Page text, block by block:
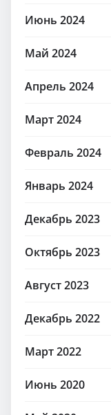
Июнь 2024
Май 2024
Апрель 2024
Март 2024
Февраль 2024
Январь 2024
Декабрь 2023
Октябрь 2023
Август 2023
Декабрь 2022
Март 2022
Июнь 2020